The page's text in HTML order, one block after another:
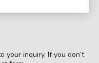
inquiry. If you don’t